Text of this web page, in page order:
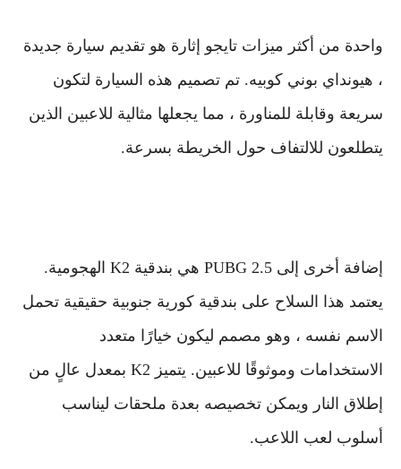
واحدة من أكثر ميزات تايجو إثارة هو تقديم سيارة جديدة
، هيونداي بوني كوبيه. تم تصميم هذه السيارة لتكون
سريعة وقابلة للمناورة ، مما يجعلها مثالية للاعبين الذين
يتطلعون للالتفاف حول الخريطة بسرعة.
إضافة أخرى إلى PUBG 2.5 هي بندقية K2 الهجومية.
يعتمد هذا السلاح على بندقية كورية جنوبية حقيقية تحمل
الاسم نفسه ، وهو مصمم ليكون خيارًا متعدد
الاستخدامات وموثوقًا للاعبين. يتميز K2 بمعدل عالٍ من
إطلاق النار ويمكن تخصيصه بعدة ملحقات ليناسب
أسلوب لعب اللاعب.